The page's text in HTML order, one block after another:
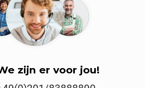
zijn er voor jou!